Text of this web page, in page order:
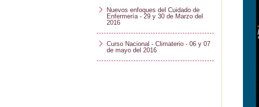
Nuevos enfoques del Cuidado de
Enfermería - 29 y 30 de Marzo del
2016
Curso Nacional - Climaterio - 06 y 07
de mayo del 2016